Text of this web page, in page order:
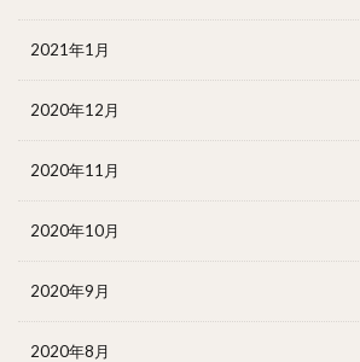
2021年1月
2020年12月
2020年11月
2020年10月
2020年9月
2020年8月